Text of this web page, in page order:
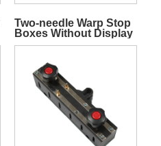
Two-needle Warp Stop
Boxes Without Display
Function